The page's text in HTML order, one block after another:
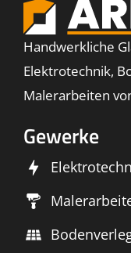
Handwerkliche
Elektrotechnik,
Malerarbeiten
Gewerke